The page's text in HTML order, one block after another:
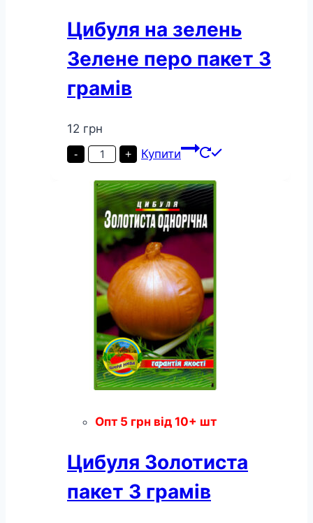
Цибуля на зелень
Зелене перо пакет 3
грамів
12 грн
-
Цибуля
на
Зелене
перо
пакет
грамів
кількість
+ Купити
Опт 5 грн від 10+ шт
Цибуля Золотиста
пакет 3 грамів